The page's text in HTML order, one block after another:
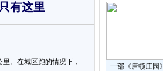
有这里
。在城区跑的情况下，
一部《唐顿庄园